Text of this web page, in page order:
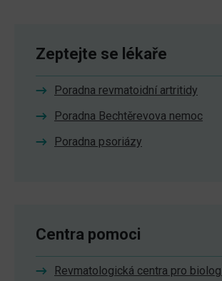
Zeptejte se lékaře
Poradna revmatoidní artritidy
Poradna Bechtěrevova nemoc
Poradna psoriázy
Centra pomoci
Revmatologická centra pro